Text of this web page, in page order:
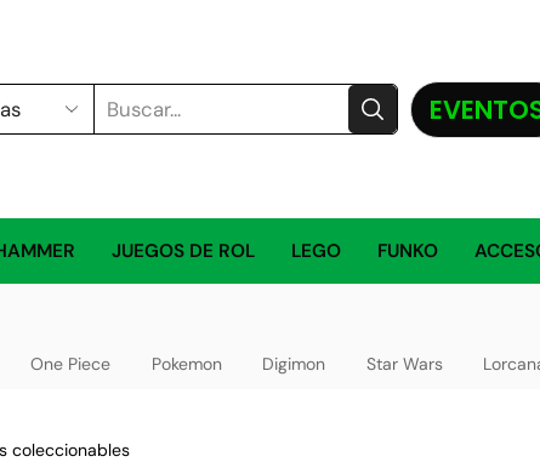
JUEGOS DE ROL LEGO FUNKO
One Piece Pokemon Digimon Star Wars
coleccionables